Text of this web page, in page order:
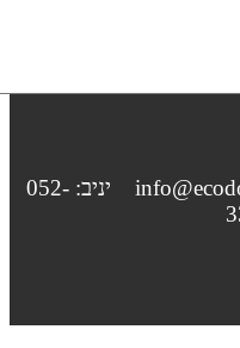
נשמח לשמוע ממך! info@ecodome.co.il יניב: 052-